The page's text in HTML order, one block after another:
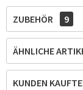
ZUBEHÖR 9
ÄHNLICHE
KUNDEN